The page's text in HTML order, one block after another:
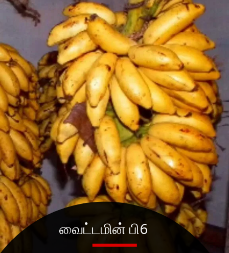
வைட்டமின் பி6